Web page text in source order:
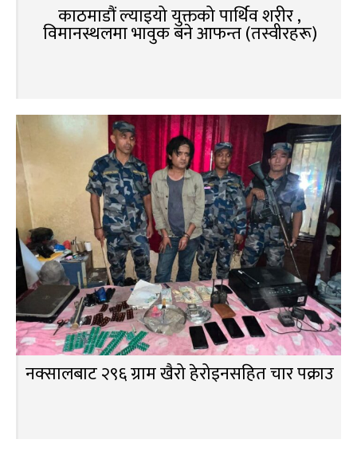
काठमाडौं ल्याइयो युक्तको पार्थिव शरीर ,
विमानस्थलमा भावुक बने आफन्त (तस्वीरहरू)
नक्सालबाट २९६ ग्राम खैरो हेरोइनसहित चार पक्राउ